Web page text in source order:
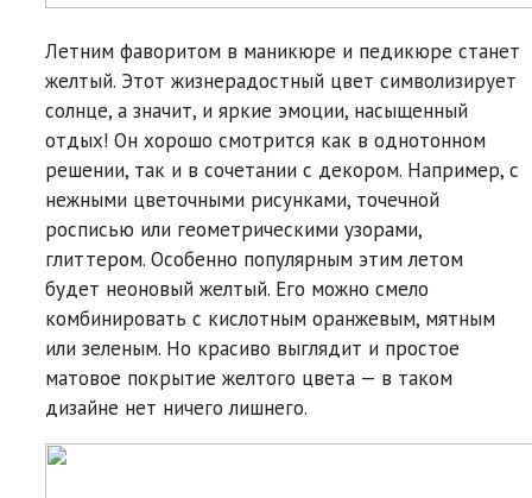
Летним фаворитом в маникюре и педикюре станет
желтый. Этот жизнерадостный цвет символизирует
солнце, а значит, и яркие эмоции, насыщенный
отдых! Он хорошо смотрится как в однотонном
решении, так и в сочетании с декором. Например, с
нежными цветочными рисунками, точечной
росписью или геометрическими узорами,
глиттером. Особенно популярным этим летом
будет неоновый желтый. Его можно смело
комбинировать с кислотным оранжевым, мятным
или зеленым. Но красиво выглядит и простое
матовое покрытие желтого цвета — в таком
дизайне нет ничего лишнего.